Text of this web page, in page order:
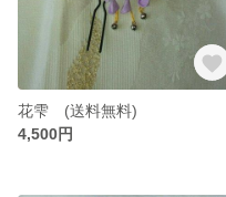
花雫 (送料無料)
4,500円